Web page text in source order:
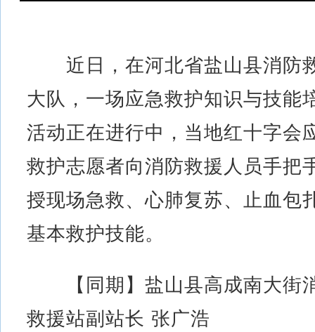
近日，在河北省盐山县消防
大队，一场应急救护知识与技能
活动正在进行中，当地红十字会
救护志愿者向消防救援人员手把
授现场急救、心肺复苏、止血包
基本救护技能。
【同期】盐山县高成南大街
救援站副站长 张广浩